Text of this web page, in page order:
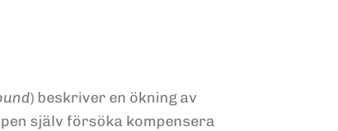
) beskriver en ökning av
själv försöka kompensera